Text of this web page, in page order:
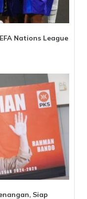
Nations League
Siap